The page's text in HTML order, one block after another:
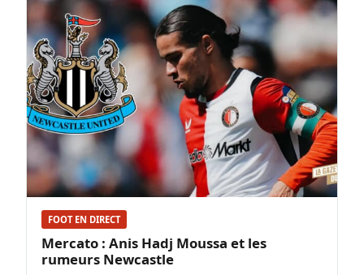
FOOT EN DIRECT
Mercato : Anis Hadj Moussa et les
rumeurs Newcastle